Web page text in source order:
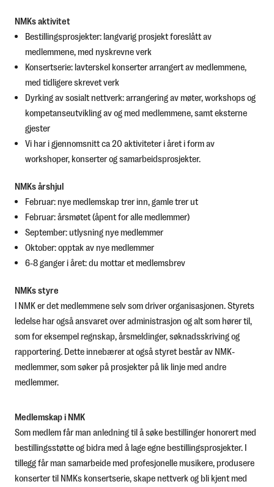
NMKs aktivitet
Bestillingsprosjekter: langvarig prosjekt foreslått av
medlemmene, med nyskrevne verk
Konsertserie: lavterskel konserter arrangert av medlemmene,
med tidligere skrevet verk
Dyrking av sosialt nettverk: arrangering av møter, workshops og
kompetanseutviklingav og med medlemmene, samt eksterne
gjester
Vi har i gjennomsnitt ca 20 aktiviteter i året i form av
workshoper, konserter og samarbeidsprosjekter.
NMKs årshjul
Februar: nye medlemskap trer inn, gamle trer ut
Februar: årsmøtet (åpent for alle medlemmer)
September: utlysning nye medlemmer
Oktober: opptak av nye medlemmer
6-8 ganger i året: du mottar et medlemsbrev
NMKs styre
I NMK er det medlemmene selv som driver organisasjonen. Styrets
ledelse har også ansvaret over administrasjon og alt som hører til,
som for eksempel regnskap, årsmeldinger, søknadsskriving og
rapportering. Dette innebærer at også styret består av NMK-
medlemmer, som søker på prosjekter på lik linje med andre
medlemmer.
Medlemskap i NMK
Som medlem får man anledning til å søke bestillinger honorert med
bestillingsstøtte og bidra med å lage egne bestillingsprosjekter. I
tillegg får man samarbeide med profesjonelle musikere, produsere
konserter til NMKs konsertserie, skape nettverk og bli kjent med